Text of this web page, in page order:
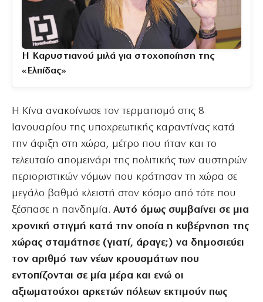
Η Καρυστιανού μιλά για στοχοποίηση της
«Ελπίδας»
Η Κίνα ανακοίνωσε τον τερματισμό στις 8
Ιανουαρίου της υποχρεωτικής καραντίνας κατά
την άφιξη στη χώρα, μέτρο που ήταν και το
τελευταίο απομεινάρι της πολιτικής των αυστηρών
περιοριστικών νόμων που κράτησαν τη χώρα σε
μεγάλο βαθμό κλειστή στον κόσμο από τότε που
ξέσπασε η πανδημία. Αυτό όμως συμβαίνει σε μια
χρονική στιγμή κατά την οποία η κυβέρνηση της
χώρας σταμάτησε (γιατί, άραγε;) να δημοσιεύει
τον αριθμό των νέων κρουσμάτων που
εντοπίζονται σε μία μέρα και ενώ οι
αξιωματούχοι αρκετών πόλεων εκτιμούν πως